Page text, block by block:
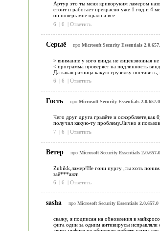
Артур это ты меня криворуким ламером
стоит и работает прекрасно уже 1 год и 4
он поверь мне орал на все
6
| 6 | Ответить
Серыё про Microsoft Security Essentials
> внимание у кого винда не лицензионная
< программа проверяет на подлинность
Да какая разница какую грузилку
6
| 6 | Ответить
Гость про Microsoft Security Essentials 2.0.657.0
Чего друг друга грызёте и оскорбляете,как
получил какую-ту проблему.Лично я
7
| 6 | Ответить
Ветер про Microsoft Security Essentials 2.0.657.0
Zubikk,ламер!Не гони пургу ,ты хоть
заё***ают.
6
| 6 | Ответить
sasha про Microsoft Security Essentials 2.0.657.0
скажу, я подписан на обновления в
фига один за одним антивирусы